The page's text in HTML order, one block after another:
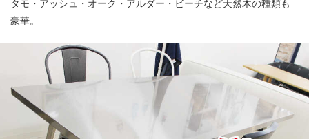
タモ・アッシュ・オーク・アルダー・ビーチなど天然木の種類も
豪華。